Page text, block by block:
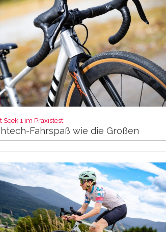
Seek 1 im Praxistest:
Fahrspaß wie die Großen